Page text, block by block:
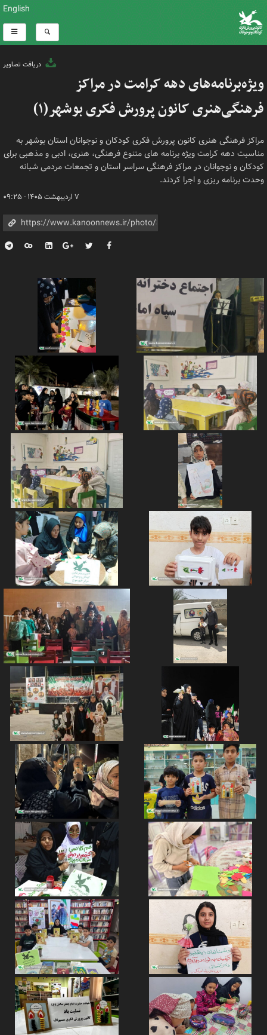
English
دریافت تصاویر
ویژه‌برنامه‌های دهه کرامت در مراکز
فرهنگی‌هنری کانون پرورش فکری بوشهر(۱)
مراکز فرهنگی هنری کانون پرورش فکری کودکان و نوجوانان استان بوشهر به
مناسبت دهه کرامت ویژه برنامه های متنوع فرهنگی، هنری، ادبی و مذهبی برای
کودکان و نوجوانان در مراکز فرهنگی سراسر استان و تجمعات مردمی شبانه
وحدت برنامه ریزی و اجرا کردند.
۷ اردیبهشت ۱۴۰۵ - ۰۹:۲۵